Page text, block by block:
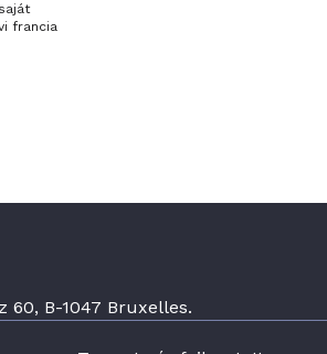
francia
60, B-1047 Bruxelles.